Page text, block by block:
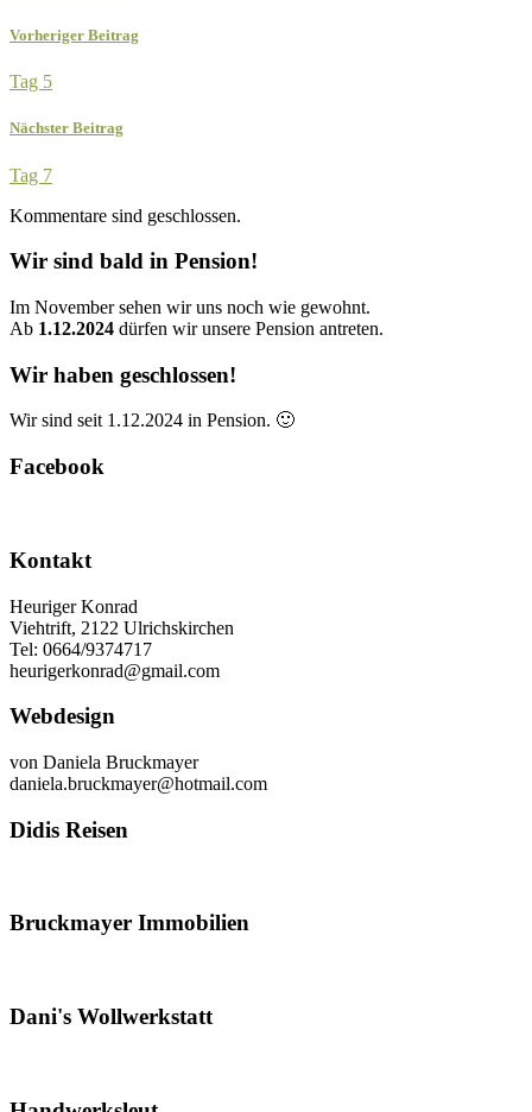
Vorheriger Beitrag
Tag 5
Nächster Beitrag
Tag 7
Kommentare sind geschlossen.
Wir sind bald in Pension!
Im November sehen wir uns noch wie gewohnt.
Ab 1.12.2024 dürfen wir unsere Pension antreten.
Wir haben geschlossen!
Wir sind seit 1.12.2024 in Pension. 🙂
Facebook
Kontakt
Heuriger Konrad
Viehtrift, 2122 Ulrichskirchen
Tel: 0664/9374717
heurigerkonrad@gmail.com
Webdesign
von Daniela Bruckmayer
daniela.bruckmayer@hotmail.com
Didis Reisen
Bruckmayer Immobilien
Dani's Wollwerkstatt